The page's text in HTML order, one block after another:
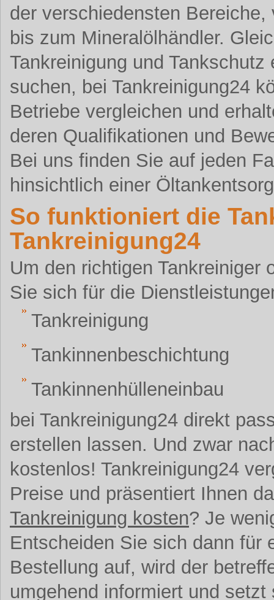
der verschiedensten
bis zum Mineralölhändler.
Tankreinigung und
suchen, bei Tankreinigung24
Betriebe vergleichen und
deren Qualifikationen und
Bei uns finden Sie auf jeden
hinsichtlich einer
So funktioniert die
Tankreinigung24
Um den richtigen Tankreiniger
Sie sich für die
Tankreinigung
Tankinnenbeschichtung
Tankinnenhülleneinbau
bei Tankreinigung24 direkt
erstellen lassen. Und zwar
kostenlos! Tankreinigung24
Preise und präsentiert Ihnen
Tankreinigung kosten? Je
Entscheiden Sie sich dann für
Bestellung auf, wird der
umgehend informiert und